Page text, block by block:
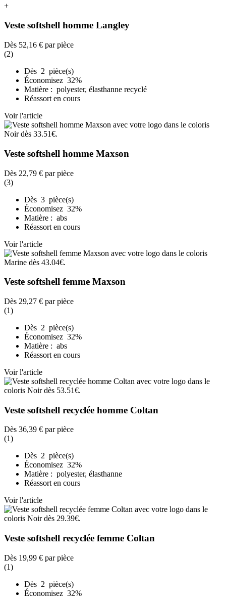
+
Veste softshell homme Langley
Dès 52,16 € par pièce
(2)
Dès 2 pièce(s)
Économisez 32%
Matière : polyester, élasthanne recyclé
Réassort en cours
Voir l'article
Veste softshell homme Maxson
Dès 22,79 € par pièce
(3)
Dès 3 pièce(s)
Économisez 32%
Matière : abs
Réassort en cours
Voir l'article
Veste softshell femme Maxson
Dès 29,27 € par pièce
(1)
Dès 2 pièce(s)
Économisez 32%
Matière : abs
Réassort en cours
Voir l'article
Veste softshell recyclée homme Coltan
Dès 36,39 € par pièce
(1)
Dès 2 pièce(s)
Économisez 32%
Matière : polyester, élasthanne
Réassort en cours
Voir l'article
Veste softshell recyclée femme Coltan
Dès 19,99 € par pièce
(1)
Dès 2 pièce(s)
Économisez 32%